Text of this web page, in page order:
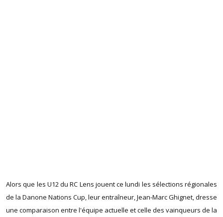
Alors que les U12 du RC Lens jouent ce lundi les sélections régionales
de la Danone Nations Cup, leur entraîneur, Jean-Marc Ghignet, dresse
une comparaison entre l'équipe actuelle et celle des vainqueurs de la